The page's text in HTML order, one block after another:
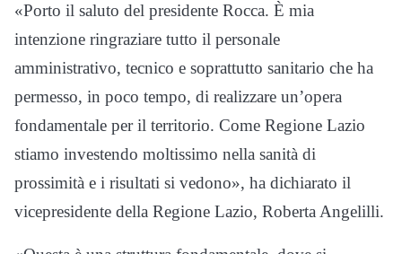
«Porto il saluto del presidente Rocca. È mia
intenzione ringraziare tutto il personale
amministrativo, tecnico e soprattutto sanitario che ha
permesso, in poco tempo, di realizzare un’opera
fondamentale per il territorio. Come Regione Lazio
stiamo investendo moltissimo nella sanità di
prossimità e i risultati si vedono», ha dichiarato il
vicepresidente della Regione Lazio, Roberta Angelilli.